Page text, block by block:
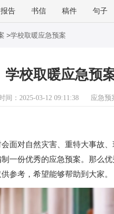
报告 书信 稿件 句子
>学校取暖应急预案
学校取暖应急预
间：2025-03-12 09:11:38 应急预
对自然灾害、重特大事故、
一份优秀的应急预案。那么
参考，希望能够帮助到大家。